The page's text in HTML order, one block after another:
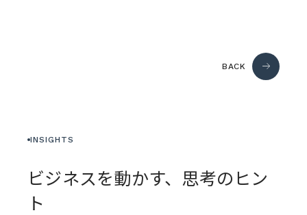
BACK
INSIGHTS
ビジネスを動かす、思考のヒン
ト